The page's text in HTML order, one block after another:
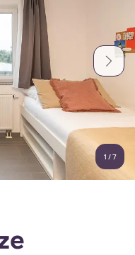
Sprache
Español
Deutsch
French
1 /7